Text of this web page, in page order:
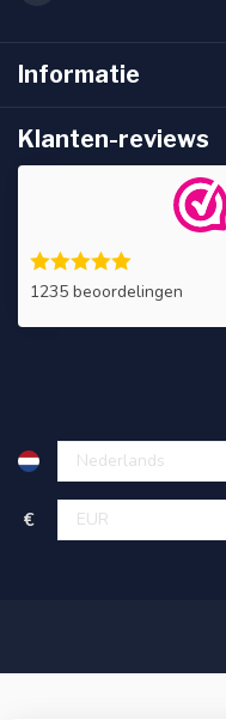
Informatie
Klanten-reviews
1235 beoordelingen
€